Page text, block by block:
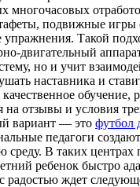
многочасовых
подвижные игры
Такой
двигательный
но и учит
наставника и
обучение,
на отзывы и условия
вариант — это футбол
педагоги
В таких центрах
ребенок быстро
радостью ждет